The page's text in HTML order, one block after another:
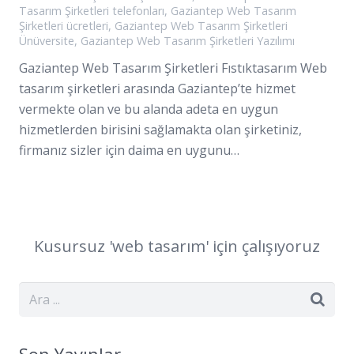
Tasarım Şirketleri telefonları, Gaziantep Web Tasarım
Şirketleri ücretleri, Gaziantep Web Tasarım Şirketleri
Ünüversite, Gaziantep Web Tasarım Şirketleri Yazılımı
Gaziantep Web Tasarım Şirketleri Fıstıktasarım Web
tasarım şirketleri arasında Gaziantep’te hizmet
vermekte olan ve bu alanda adeta en uygun
hizmetlerden birisini sağlamakta olan şirketiniz,
firmanız sizler için daima en uygunu…
Kusursuz 'web tasarım' için çalışıyoruz